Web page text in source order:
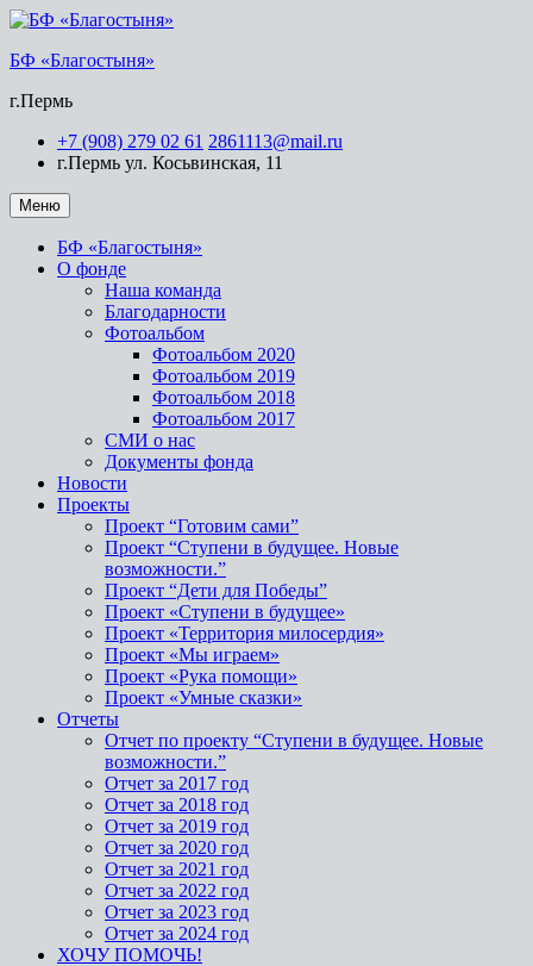
БФ «Благостыня»
г.Пермь
+7 (908) 279 02 61 2861113@mail.ru
г.Пермь ул. Косьвинская, 11
Меню
БФ «Благостыня»
О фонде
Наша команда
Благодарности
Фотоальбом
Фотоальбом 2020
Фотоальбом 2019
Фотоальбом 2018
Фотоальбом 2017
СМИ о нас
Документы фонда
Новости
Проекты
Проект “Готовим сами”
Проект “Ступени в будущее. Новые
возможности.”
Проект “Дети для Победы”
Проект «Ступени в будущее»
Проект «Территория милосердия»
Проект «Мы играем»
Проект «Рука помощи»
Проект «Умные сказки»
Отчеты
Отчет по проекту “Ступени в будущее. Новые
возможности.”
Отчет за 2017 год
Отчет за 2018 год
Отчет за 2019 год
Отчет за 2020 год
Отчет за 2021 год
Отчет за 2022 год
Отчет за 2023 год
Отчет за 2024 год
ХОЧУ ПОМОЧЬ!